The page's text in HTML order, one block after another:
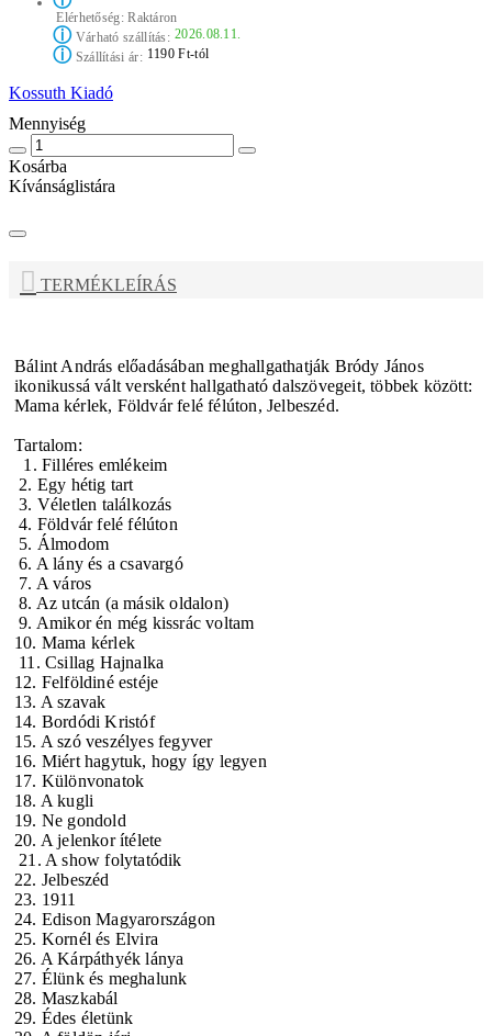
Elérhetőség:Raktáron
ⓘVárható szállítás: 2026.08.11.
ⓘSzállítási ár: 1190 Ft-tól
Kossuth Kiadó
Mennyiség
Kosárba
Kívánságlistára
TERMÉKLEÍRÁS
Bálint András előadásában meghallgathatják Bródy János
ikonikussá vált versként hallgatható dalszövegeit, többek között:
Mama kérlek, Földvár felé félúton, Jelbeszéd.
Tartalom:
1. Filléres emlékeim
2. Egy hétig tart
3. Véletlen találkozás
4. Földvár felé félúton
5. Álmodom
6. A lány és a csavargó
7. A város
8. Az utcán (a másik oldalon)
9. Amikor én még kissrác voltam
10. Mama kérlek
11. Csillag Hajnalka
12. Felföldiné estéje
13. A szavak
14. Bordódi Kristóf
15. A szó veszélyes fegyver
16. Miért hagytuk, hogy így legyen
17. Különvonatok
18. A kugli
19. Ne gondold
20. A jelenkor ítélete
21. A show folytatódik
22. Jelbeszéd
23. 1911
24. Edison Magyarországon
25. Kornél és Elvira
26. A Kárpáthyék lánya
27. Élünk és meghalunk
28. Maszkabál
29. Édes életünk